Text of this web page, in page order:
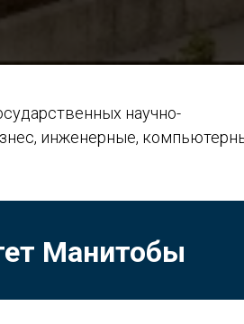
научно-
инженерные,
Манитобы